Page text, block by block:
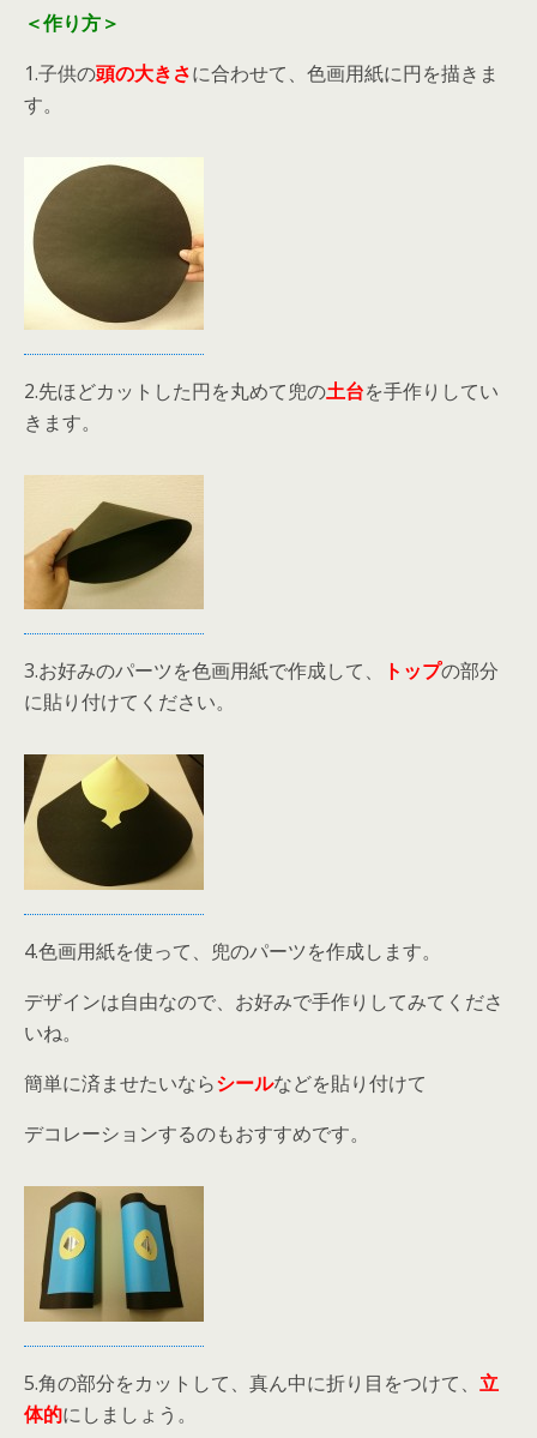
＜作り方＞
1.子供の頭の大きさに合わせて、色画用紙に円を描きま
す。
2.先ほどカットした円を丸めて兜の土台を手作りしてい
きます。
3.お好みのパーツを色画用紙で作成して、 トップの部分
に貼り付けてください。
4.色画用紙を使って、兜のパーツを作成します。
デザインは自由なので、お好みで手作りしてみてくださ
いね。
簡単に済ませたいならシールなどを貼り付けて
デコレーションするのもおすすめです。
5.角の部分をカットして、真ん中に折り目をつけて、 立
体的にしましょう。